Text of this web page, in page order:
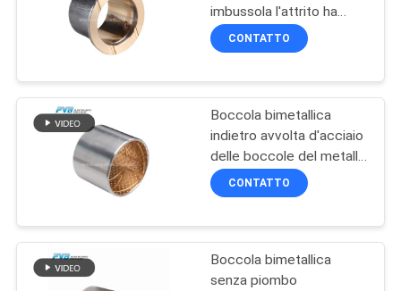
MAPPA
DEL
POLICY
POM Bushing
8
imbussola l'attrito ha
saldato la boccola
bimetallica della flangia
CONTATTO
Boccola bimetallica
indietro avvolta d'acciaio
delle boccole del metallo
della Bi CuPb6Sn6Zn3
CONTATTO
Boccola bimetallica
senza piombo